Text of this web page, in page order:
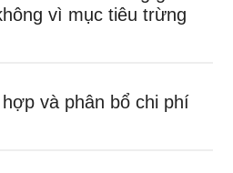
vì mục tiêu trừng
và phân bổ chi phí